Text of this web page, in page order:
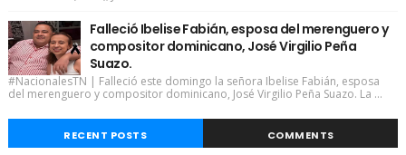
Falleció Ibelise Fabián, esposa del merenguero y
compositor dominicano, José Virgilio Peña
Suazo.
#NacionalesTN | Falleció este domingo la señora Ibelise Fabián, esposa
del merenguero y compositor dominicano, José Virgilio Peña Suazo. La ...
RECENT POSTS COMMENTS